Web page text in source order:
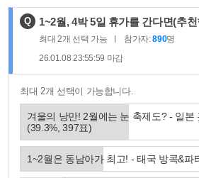
Q
제
목
:
1~2월, 4박 5일 휴가를 간다면(추
최대 2개 선택 가능 참가자:890명
26.01.08 23:55:59 마감
최대 2개 선택이 가능합니다.
겨울의 낭만! 2월에는 눈 축제도? - 일본
(39.3%,397표)
1~2월은 동남아가 최고! - 태국 방콕&파